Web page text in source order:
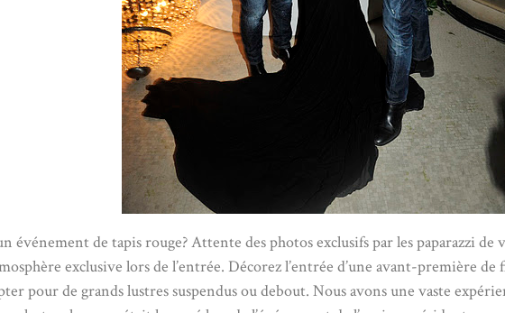
événement de tapis rouge? Attente des photos exclusifs par les paparazzi de
exclusive lors de l’entrée. Décorez l’entrée d’une avant-première de
pour de grands lustres suspendus ou debout. Nous avons une vaste